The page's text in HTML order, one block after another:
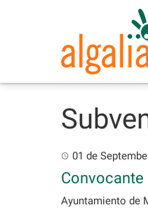
01 de
Convocante
Ayuntamiento de